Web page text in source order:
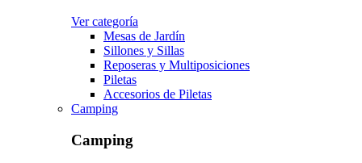
Ver categoría
Mesas de Jardín
Sillones y Sillas
Reposeras y Multiposiciones
Piletas
Accesorios de Piletas
Camping
Camping